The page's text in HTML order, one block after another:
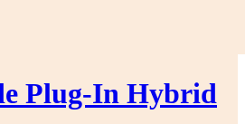
Plug-In Hybrid